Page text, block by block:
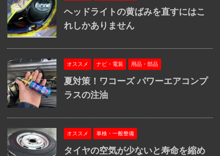
ヘッドライトの黄ばみを直すにはこ
れしかありません
オススメ ナビ・電装 用品・部品
夏対策！ワコーズ パワーエアコンプ
ラスの注油
オススメ 車検・一般整備
タイヤの空気が少ないと寿命を縮め